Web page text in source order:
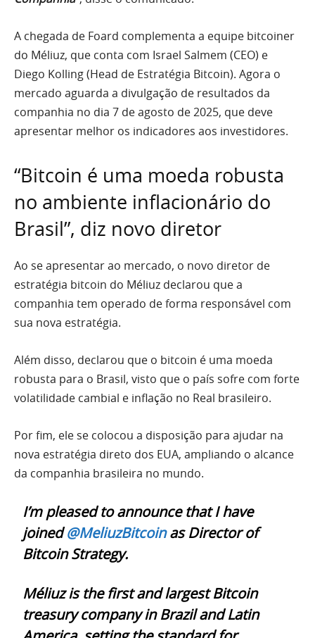
A chegada de Foard complementa a equipe bitcoiner
do Méliuz, que conta com Israel Salmem (CEO) e
Diego Kolling (Head de Estratégia Bitcoin). Agora o
mercado aguarda a divulgação de resultados da
companhia no dia 7 de agosto de 2025, que deve
apresentar melhor os indicadores aos investidores.
“Bitcoin é uma moeda robusta
no ambiente inflacionário do
Brasil”, diz novo diretor
Ao se apresentar ao mercado, o novo diretor de
estratégia bitcoin do Méliuz declarou que a
companhia tem operado de forma responsável com
sua nova estratégia.
Além disso, declarou que o bitcoin é uma moeda
robusta para o Brasil, visto que o país sofre com forte
volatilidade cambial e inflação no Real brasileiro.
Por fim, ele se colocou a disposição para ajudar na
nova estratégia direto dos EUA, ampliando o alcance
da companhia brasileira no mundo.
I’m pleased to announce that I have
joined@MeliuzBitcoinas Director of
Bitcoin Strategy.
Méliuz is the first and largest Bitcoin
treasury company in Brazil and Latin